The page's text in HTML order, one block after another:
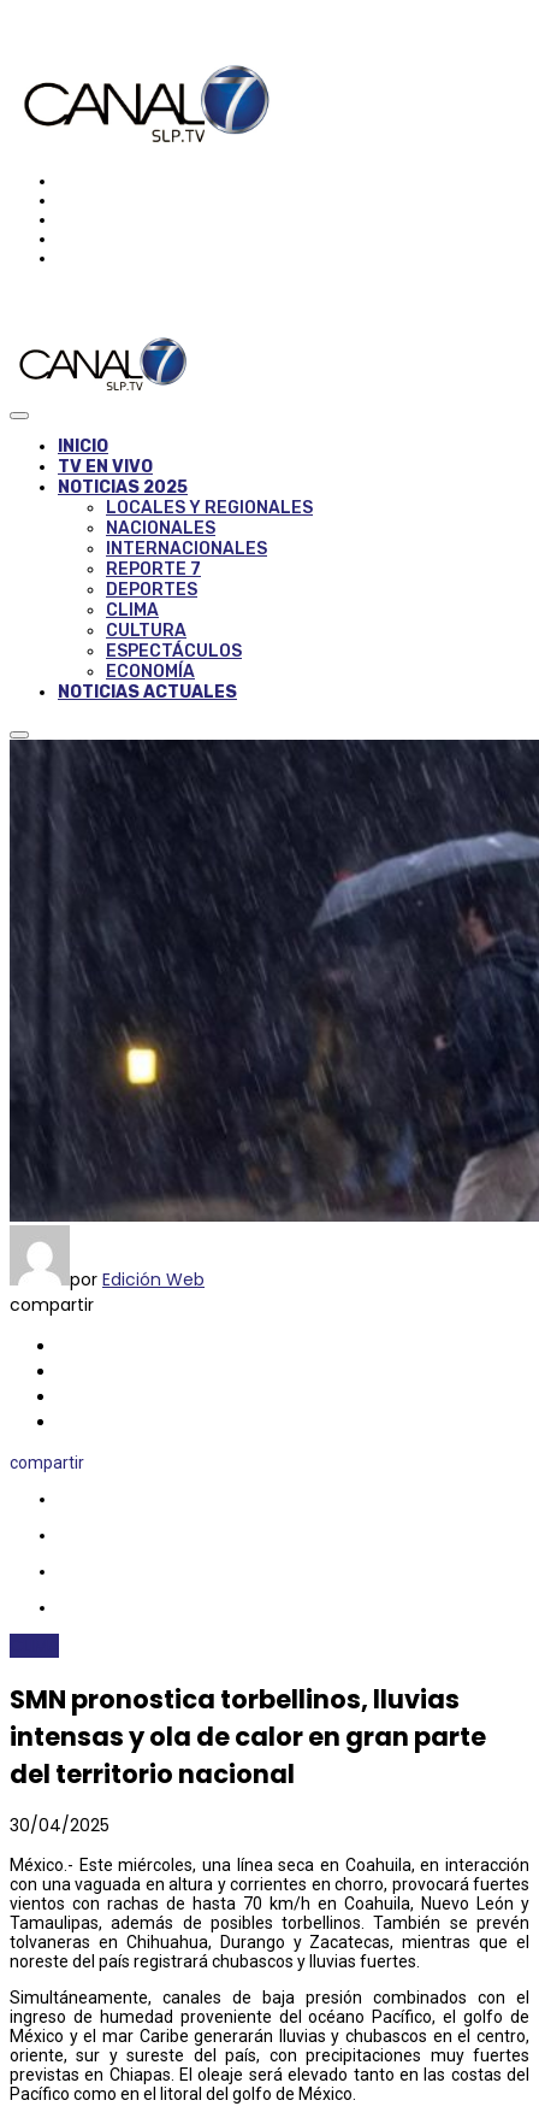
INICIO
TV EN VIVO
NOTICIAS 2025
LOCALES Y REGIONALES
NACIONALES
INTERNACIONALES
REPORTE 7
DEPORTES
CLIMA
CULTURA
ESPECTÁCULOS
ECONOMÍA
NOTICIAS ACTUALES
por Edición Web
compartir
compartir
SMN pronostica torbellinos, lluvias
intensas y ola de calor en gran parte
del territorio nacional
30/04/2025
México.- Este miércoles, una línea seca en Coahuila, en interacción
con una vaguada en altura y corrientes en chorro, provocará fuertes
vientos con rachas de hasta 70 km/h en Coahuila, Nuevo León y
Tamaulipas, además de posibles torbellinos. También se prevén
tolvaneras en Chihuahua, Durango y Zacatecas, mientras que el
noreste del país registrará chubascos y lluvias fuertes.
Simultáneamente, canales de baja presión combinados con el
ingreso de humedad proveniente del océano Pacífico, el golfo de
México y el mar Caribe generarán lluvias y chubascos en el centro,
oriente, sur y sureste del país, con precipitaciones muy fuertes
previstas en Chiapas. El oleaje será elevado tanto en las costas del
Pacífico como en el litoral del golfo de México.